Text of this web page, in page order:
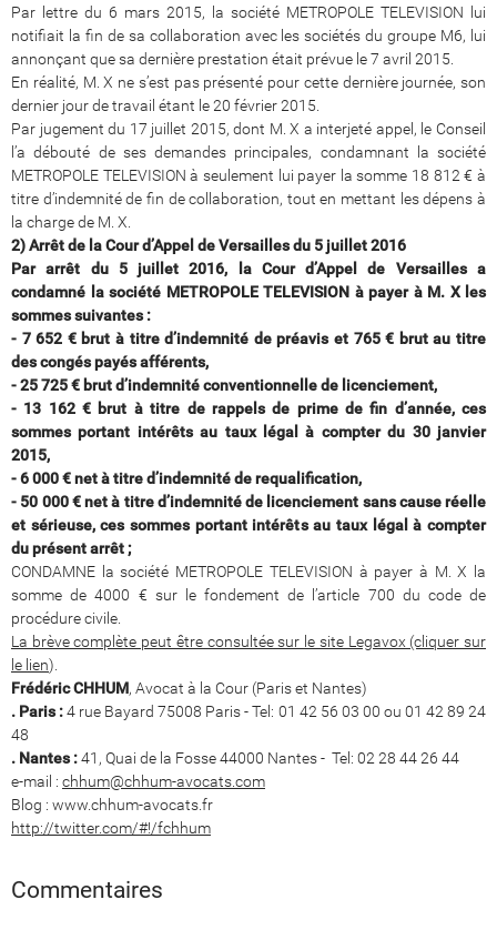
Par lettre du 6 mars 2015, la société METROPOLE TELEVISION lui
notifiait la fin de sa collaboration avec les sociétés du groupe M6, lui
annonçant que sa dernière prestation était prévue le 7 avril 2015.
En réalité, M. X ne s’est pas présenté pour cette dernière journée, son
dernier jour de travail étant le 20 février 2015.
Par jugement du 17 juillet 2015, dont M. X a interjeté appel, le Conseil
l’a débouté de ses demandes principales, condamnant la société
METROPOLE TELEVISION à seulement lui payer la somme 18 812 € à
titre d’indemnité de fin de collaboration, tout en mettant les dépens à
la charge de M. X.
2) Arrêt de la Cour d’Appel de Versailles du 5 juillet 2016
Par arrêt du 5 juillet 2016, la Cour d’Appel de Versailles a
condamné la société METROPOLE TELEVISION à payer à M. X les
sommes suivantes :
- 7 652 € brut à titre d’indemnité de préavis et 765 € brut au titre
des congés payés afférents,
- 25 725 € brut d’indemnité conventionnelle de licenciement,
- 13 162 € brut à titre de rappels de prime de fin d’année, ces
sommes portant intérêts au taux légal à compter du 30 janvier
2015,
- 6 000 € net à titre d’indemnité de requalification,
- 50 000 € net à titre d’indemnité de licenciement sans cause réelle
et sérieuse, ces sommes portant intérêts au taux légal à compter
du présent arrêt ;
CONDAMNE la société METROPOLE TELEVISION à payer à M. X la
somme de 4000 € sur le fondement de l’article 700 du code de
procédure civile.
La brève complète peut être consultée sur le site Legavox (cliquer sur
le lien).
Frédéric CHHUM, Avocat à la Cour (Paris et Nantes)
. Paris :4 rue Bayard 75008 Paris - Tel: 01 42 56 03 00 ou 01 42 89 24
48
. Nantes :41, Quai de la Fosse 44000 Nantes - Tel: 02 28 44 26 44
e-mail : chhum@chhum-avocats.com
Blog : www.chhum-avocats.fr
http://twitter.com/#!/fchhum
Commentaires